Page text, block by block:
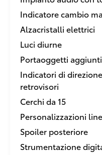
Indicatore cambio
Alzacristalli elettrici
Luci diurne
Portaoggetti
Indicatori di
retrovisori
Cerchi da 15
Personalizzazioni
Spoiler posteriore
Strumentazione